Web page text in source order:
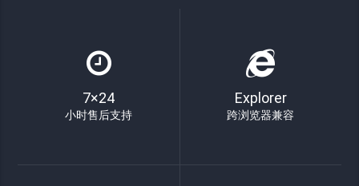
7×24
小时售后支持
Explorer
跨浏览器兼容